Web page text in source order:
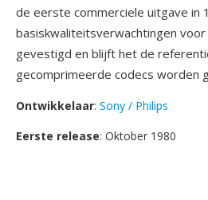
de eerste commerciele uitgave in
basiskwaliteitsverwachtingen
gevestigd en blijft het de
gecomprimeerde codecs worden
Ontwikkelaar: Sony / Philips
Eerste release: Oktober 1980